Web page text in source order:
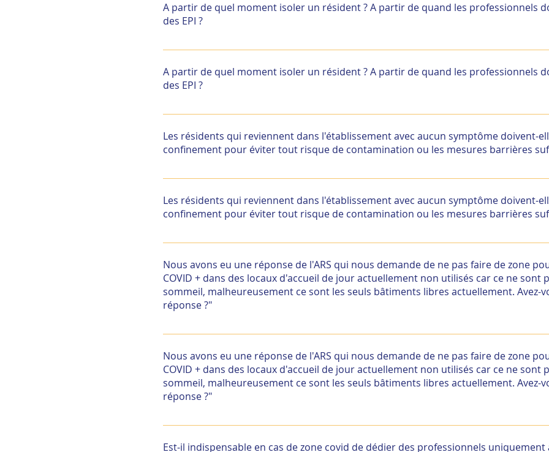
du personnel.
A partir de quel moment isoler un résident ? A partir de quand les professionnels
des EPI ?
Il est nécessaire d’isoler et de dépister un résident dès l’apparition des signes
dyspnée, douleurs musculaires, perte du gout ou de l’odorat, fatigue, diarrhée, …
A partir de quel moment isoler un résident ? A partir de quand les professionnels
des EPI ?
Il est nécessaire d’isoler et de dépister un résident dès l’apparition des signes
dyspnée, douleurs musculaires, perte du gout ou de l’odorat, fatigue, diarrhée, …
doivent appliquer les précautions complémentaires gouttelettes et contact dès la
Les résidents qui reviennent dans l'établissement avec aucun symptôme doivent-
confinement pour éviter tout risque de contamination ou les mesures barrières
Tout résident nouvellement admis est considéré comme un cas probable et doit
Les résidents qui reviennent dans l'établissement avec aucun symptôme doivent-
confinement pour éviter tout risque de contamination ou les mesures barrières
Tout résident nouvellement admis est considéré comme un cas probable et doit
Nous avons eu une réponse de l'ARS qui nous demande de ne pas faire de zone
COVID + dans des locaux d'accueil de jour actuellement non utilisés car ce ne sont
sommeil, malheureusement ce sont les seuls bâtiments libres actuellement. Avez-
réponse ?"
Pour information, une structure Handicap a équipé une structure de jour en
Nous avons eu une réponse de l'ARS qui nous demande de ne pas faire de zone
COVID + dans des locaux d'accueil de jour actuellement non utilisés car ce ne sont
sommeil, malheureusement ce sont les seuls bâtiments libres actuellement. Avez-
réponse ?"
Pour information, une structure Handicap a équipé une structure de jour en
Est-il indispensable en cas de zone covid de dédier des professionnels uniquement